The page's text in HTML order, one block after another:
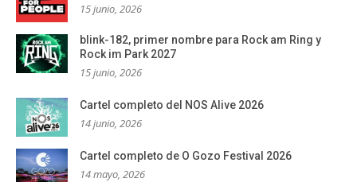
15 junio, 2026
blink-182, primer nombre para Rock am Ring y
Rock im Park 2027
15 junio, 2026
Cartel completo del NOS Alive 2026
14 junio, 2026
Cartel completo de O Gozo Festival 2026
14 mayo, 2026